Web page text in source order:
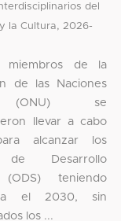
del
la Cultura, 2026-
miembros de la
de las Naciones
(ONU) se
llevar a cabo
alcanzar los
de Desarrollo
(ODS) teniendo
el 2030, sin
los ...